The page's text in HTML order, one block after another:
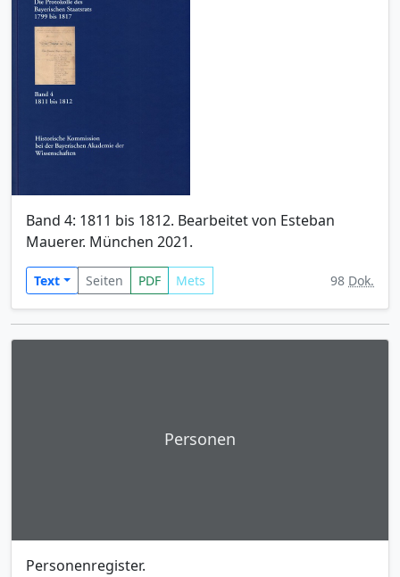
Band 4: 1811 bis 1812. Bearbeitet von Esteban
Mauerer. München 2021.
Text Seiten PDF Mets 98 Dok.
Personen
Personenregister.